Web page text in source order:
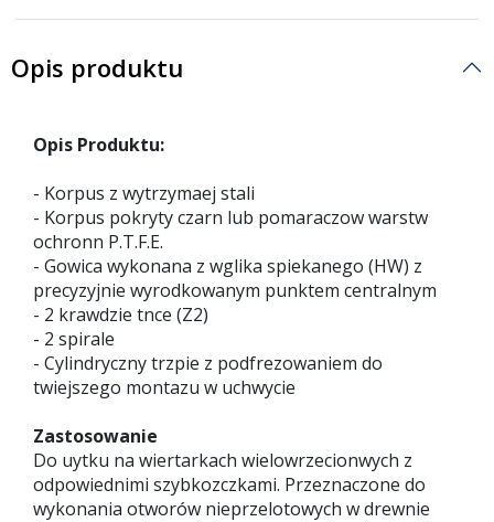
Opis produktu
Opis Produktu:
- Korpus z wytrzymaej stali
- Korpus pokryty czarn lub pomaraczow warstw
ochronn P.T.F.E.
- Gowica wykonana z wglika spiekanego (HW) z
precyzyjnie wyrodkowanym punktem centralnym
- 2 krawdzie tnce (Z2)
- 2 spirale
- Cylindryczny trzpie z podfrezowaniem do
twiejszego montazu w uchwycie
Zastosowanie
Do uytku na wiertarkach wielowrzecionwych z
odpowiednimi szybkozczkami. Przeznaczone do
wykonania otworów nieprzelotowych w drewnie